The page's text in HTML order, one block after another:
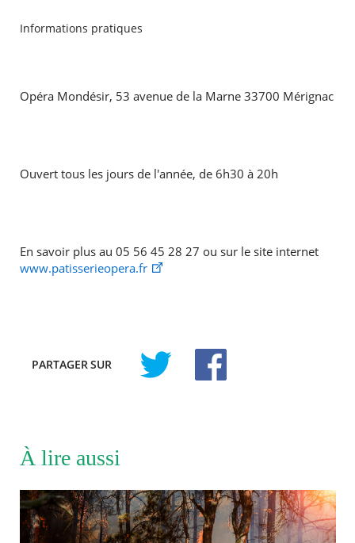
Informations pratiques
Opéra Mondésir, 53 avenue de la Marne 33700 Mérignac
Ouvert tous les jours de l'année, de 6h30 à 20h
En savoir plus au 05 56 45 28 27 ou sur le site internet
www.patisserieopera.fr
PARTAGERSUR
À lire aussi